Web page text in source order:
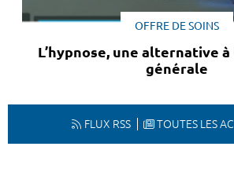
OFFRE DE SOINS
L’hypnose, une alternative à
générale
FLUX RSS TOUTES LES